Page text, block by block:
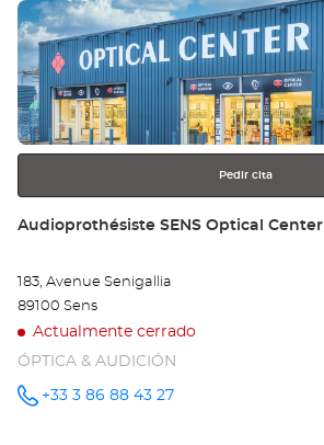
Pulse
ENTER
para
obtener
más
información
Pedir cita
Tienda:
Audioprothésiste SENS Optical Center
183, Avenue Senigallia
89100 Sens
Actualmente cerrado
ÓPTICA & AUDICIÓN
número
+33 3 86 88 43 27